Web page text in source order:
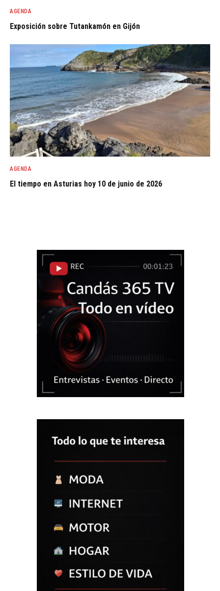
AGENDA
Exposición sobre Tutankamón en Gijón
AGENDA
El tiempo en Asturias hoy 10 de junio de 2026